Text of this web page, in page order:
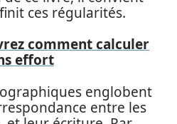
ces régularités.
comment calculer
effort
englobent
entre les